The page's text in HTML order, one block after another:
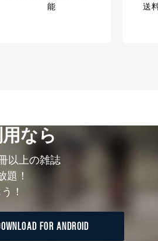
能
送
なら
以上の雑誌
題！
！
FOR ANDROID